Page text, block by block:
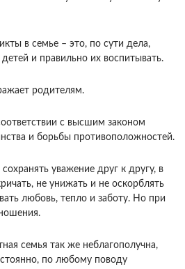
в семье – это, по сути дела,
и правильно их воспитывать.
родителям.
с высшим законом
и борьбы противоположностей.
уважение друг к другу, в
не унижать и не оскорблять
любовь, тепло и заботу. Но при
семья так же неблагополучна,
по любому поводу